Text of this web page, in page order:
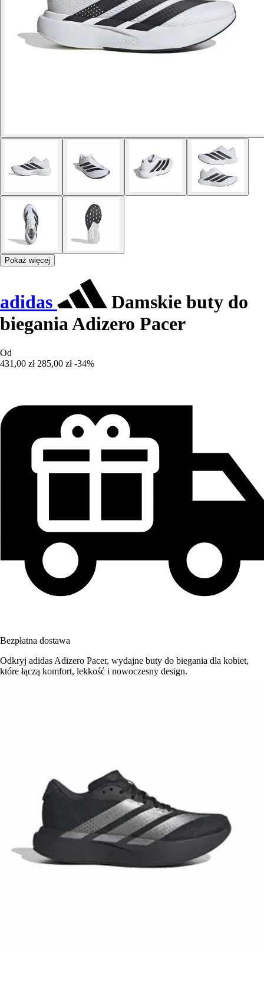
Pokaż więcej
adidas
Damskie buty do
biegania Adizero Pacer
Od
431,00 zł 285,00 zł -34%
Bezpłatna dostawa
Odkryj adidas Adizero Pacer, wydajne buty do biegania dla kobiet,
które łączą komfort, lekkość i nowoczesny design.